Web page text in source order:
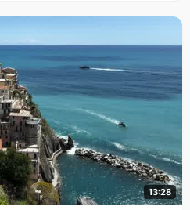
13:28